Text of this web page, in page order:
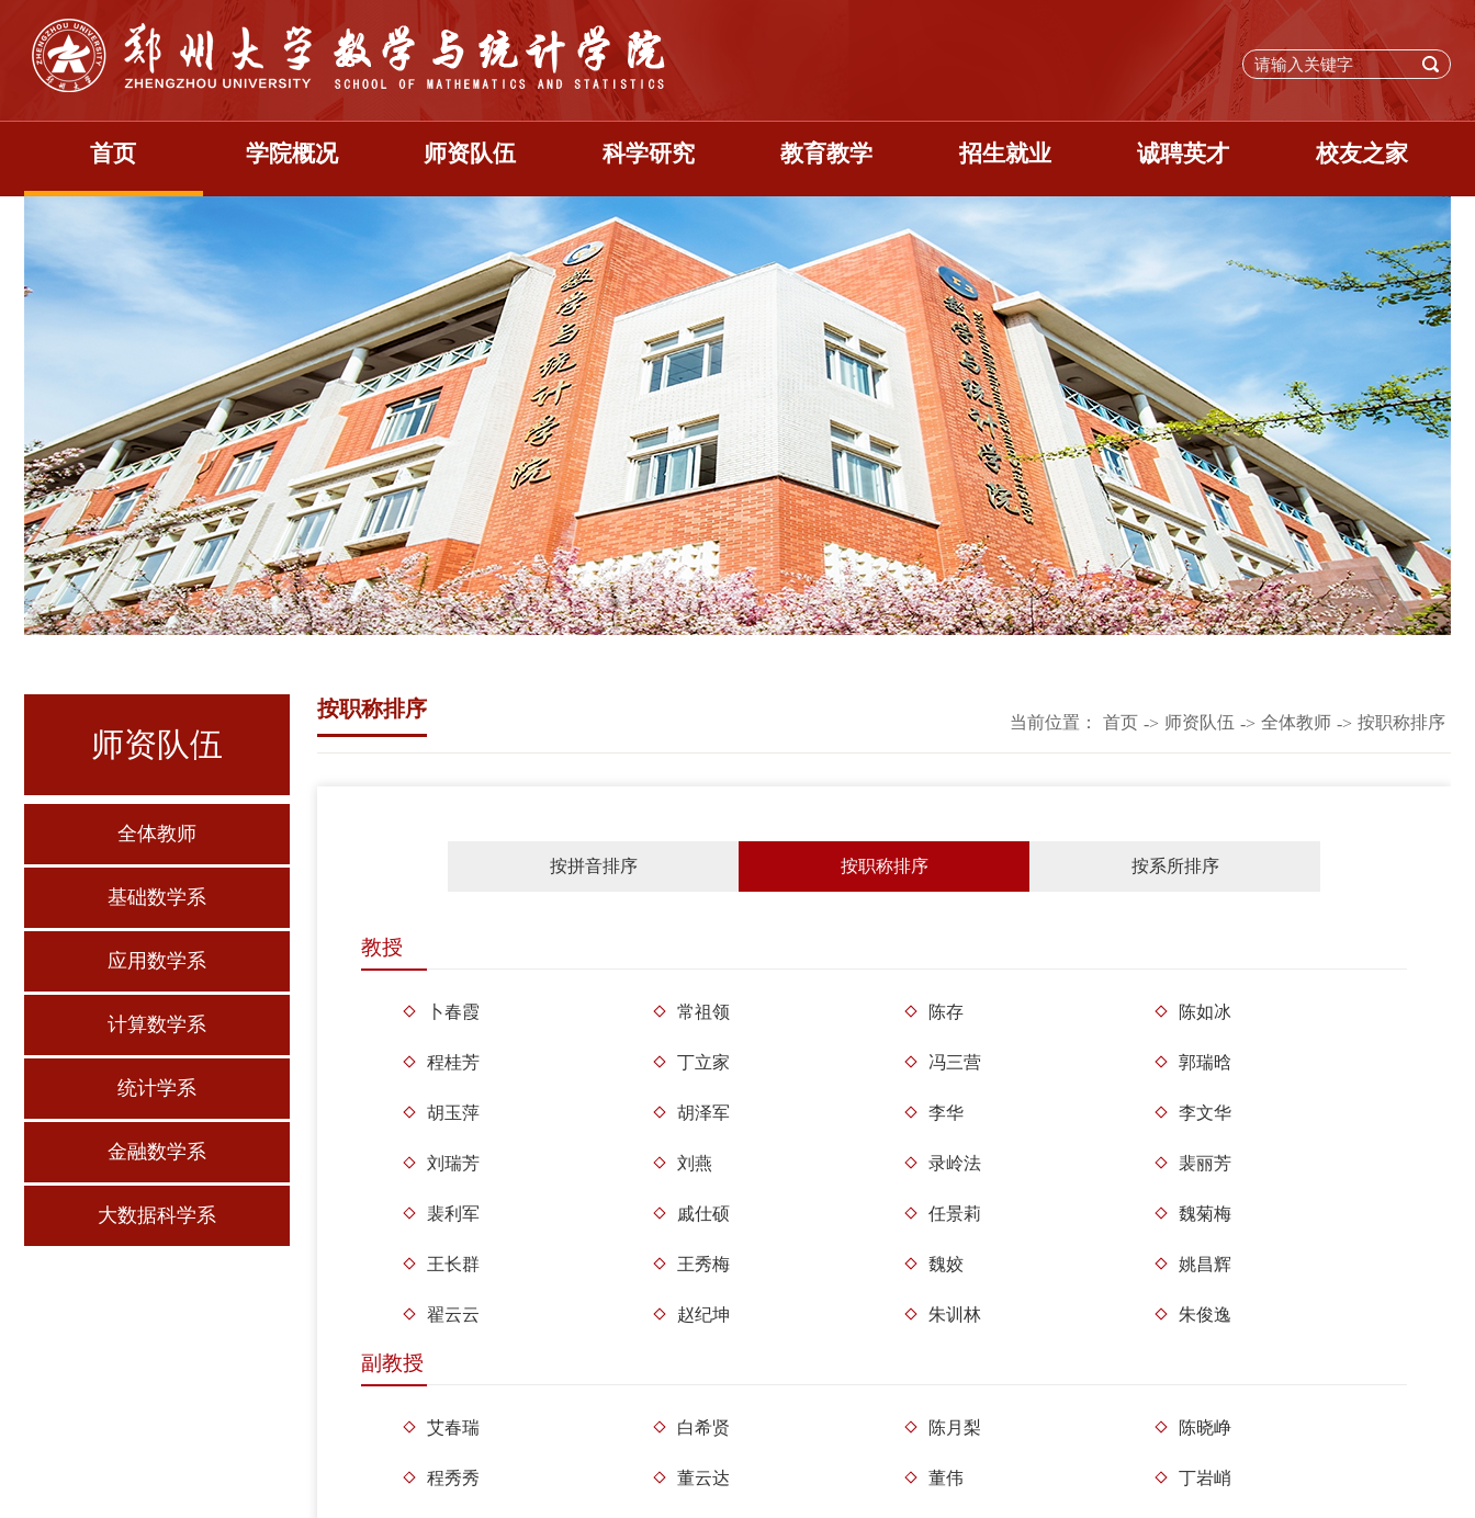
首页 学院概况 师资队伍 科学研究 教育教学 招生就业 诚聘英才 校友之家
师资队伍
全体教师
基础数学系
应用数学系
计算数学系
统计学系
金融数学系
大数据科学系
按职称排序
当前位置： 首页 -> 师资队伍 -> 全体教师 -> 按职称排序
按拼音排序 按职称排序 按系所排序
教授
卜春霞 常祖领 陈存 陈如冰
程桂芳 丁立家 冯三营 郭瑞晗
胡玉萍 胡泽军 李华 李文华
刘瑞芳 刘燕 录岭法 裴丽芳
裴利军 戚仕硕 任景莉 魏菊梅
王长群 王秀梅 魏姣 姚昌辉
翟云云 赵纪坤 朱训林 朱俊逸
副教授
艾春瑞 白希贤 陈月梨 陈晓峥
程秀秀 董云达 董伟 丁岩峭